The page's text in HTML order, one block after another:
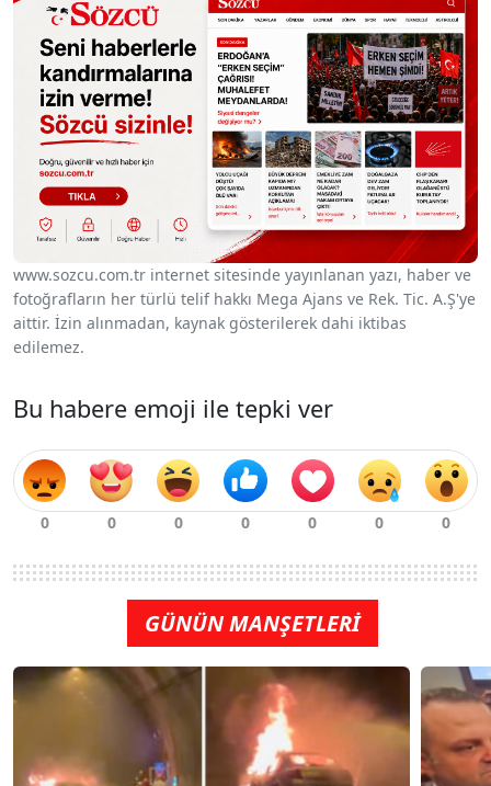
www.sozcu.com.tr internet sitesinde yayınlanan yazı, haber ve
fotoğrafların her türlü telif hakkı Mega Ajans ve Rek. Tic. A.Ş'ye
aittir. İzin alınmadan, kaynak gösterilerek dahi iktibas
edilemez.
Bu habere emoji ile tepki ver
GÜNÜN MANŞETLERİ